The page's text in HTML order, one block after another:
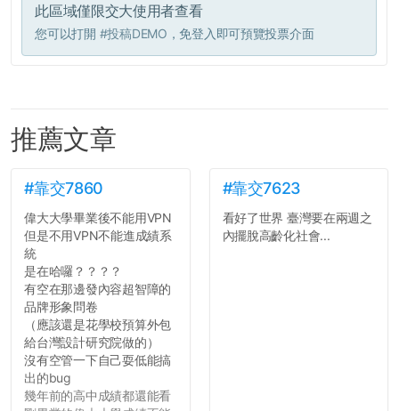
此區域僅限交大使用者查看
您可以打開 #投稿DEMO ，免登入即可預覽投票介面
推薦文章
#靠交7860
偉大大學畢業後不能用VPN
但是不用VPN不能進成績系
統
是在哈囉？？？？
有空在那邊發內容超智障的
品牌形象問卷
（應該還是花學校預算外包
給台灣設計研究院做的）
沒有空管一下自己耍低能搞
出的bug
幾年前的高中成績都還能看
#靠交7623
看好了世界 臺灣要在兩週之
內擺脫高齡化社會...